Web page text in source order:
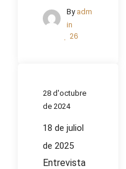
By adm
in
26
28 d'octubre
de 2024
18 de juliol
de 2025
Entrevista